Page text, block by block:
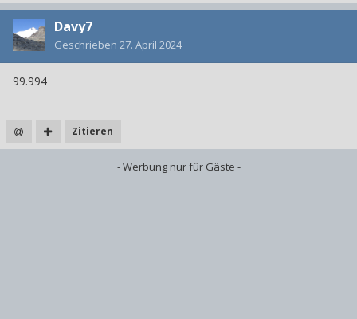
Davy7
Geschrieben 27. April 2024
99.994
Zitieren
- Werbung nur für Gäste -